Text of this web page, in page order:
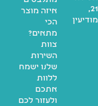
21,
מודיעין
איזה מוצר
הכי
מתאים?
צוות
השירות
שלנו ישמח
ללוות
אתכם
ולעזור לכם